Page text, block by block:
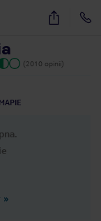
30
(2010 opinii)
»